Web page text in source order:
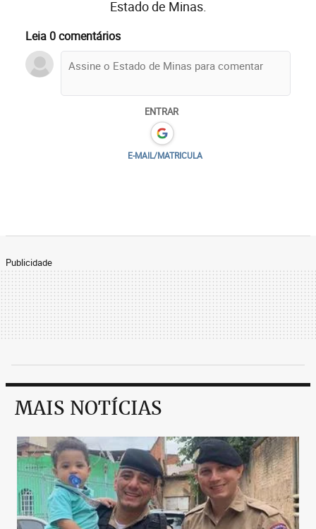
Estado de Minas.
Leia 0 comentários
ENTRAR
E-MAIL/MATRICULA
Publicidade
MAIS NOTÍCIAS